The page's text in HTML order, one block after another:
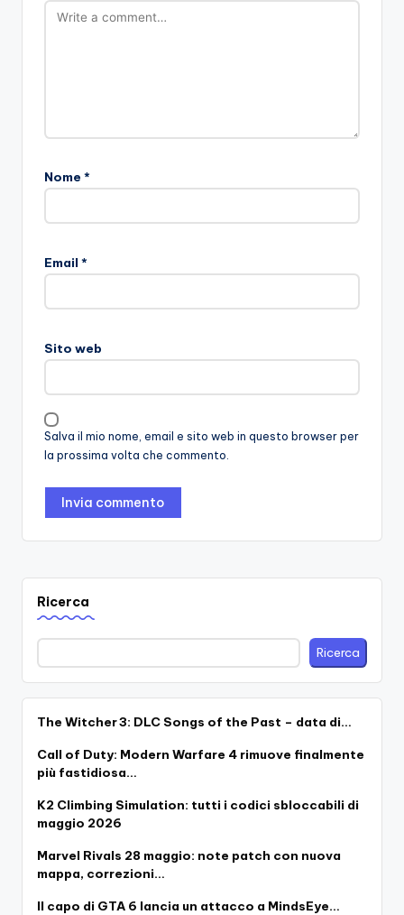
Nome *
Email *
Sito web
Salva il mio nome, email e sito web in questo browser per
la prossima volta che commento.
Ricerca
Ricerca
The Witcher 3: DLC Songs of the Past – data di…
Call of Duty: Modern Warfare 4 rimuove finalmente
più fastidiosa…
K2 Climbing Simulation: tutti i codici sbloccabili di
maggio 2026
Marvel Rivals 28 maggio: note patch con nuova
mappa, correzioni…
Il capo di GTA 6 lancia un attacco a MindsEye…